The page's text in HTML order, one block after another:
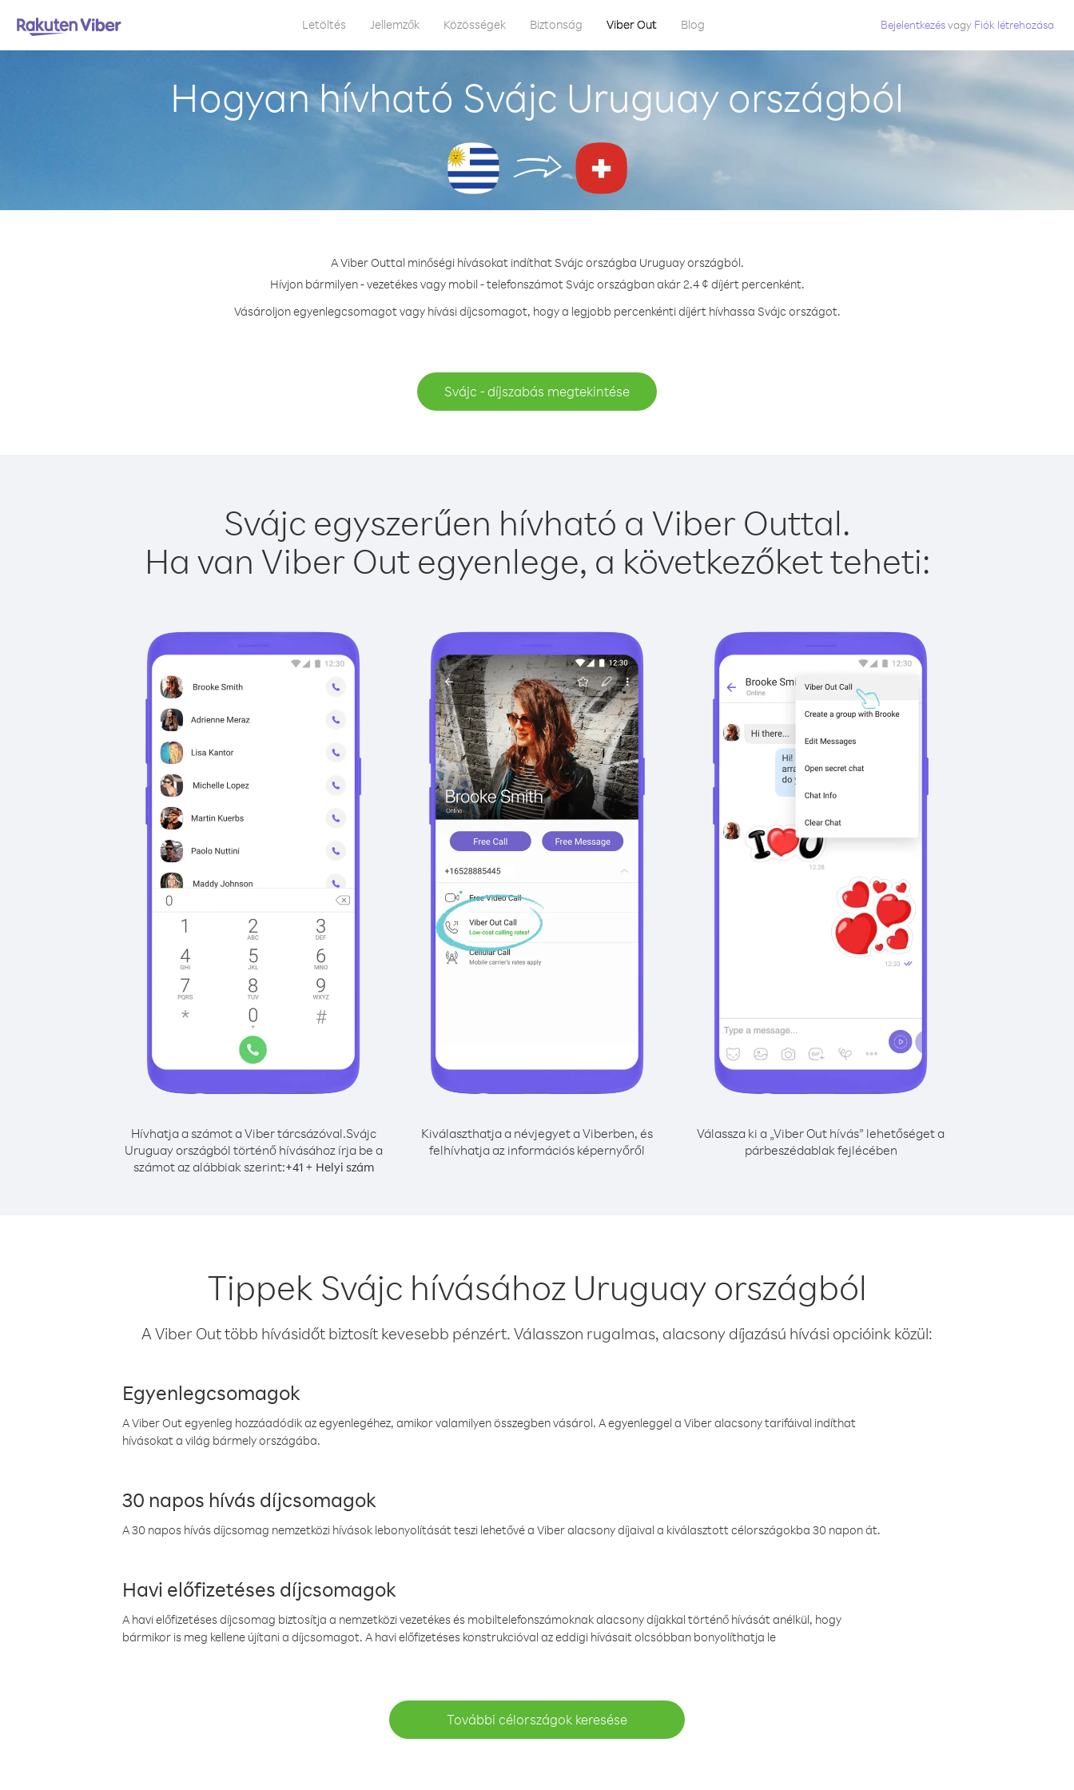
Letöltés Jellemzők Közösségek Biztonság Viber Out Blog Bejelentkezésvagy Fiók létrehozása
Hogyan hívható Svájc Uruguay országból
A Viber Outtal minőségi hívásokat indíthat Svájc országba Uruguay országból.
Hívjon bármilyen - vezetékes vagy mobil - telefonszámot Svájc országban akár 2.4 ¢ díjért percenként.
Vásároljon egyenlegcsomagot vagy hívási díjcsomagot, hogy a legjobb percenkénti díjért hívhassa Svájc országot.
Svájc - díjszabás megtekintése
Svájc egyszerűen hívható a Viber Outtal.
Ha van Viber Out egyenlege, a következőket teheti:
Hívhatja a számot a Viber tárcsázóval.Svájc
Uruguay országból történő hívásához írja be a
számot az alábbiak szerint:+41+ Helyi szám
Kiválaszthatja a névjegyet a Viberben, és
felhívhatja az információs képernyőről
Válassza ki a „Viber Out hívás” lehetőséget a
párbeszédablak fejlécében
Tippek Svájc hívásához Uruguay országból
A Viber Out több hívásidőt biztosít kevesebb pénzért. Válasszon rugalmas, alacsony díjazású hívási opcióink közül:
Egyenlegcsomagok
A Viber Out egyenleg hozzáadódik az egyenlegéhez, amikor valamilyen összegben vásárol. A egyenleggel a Viber alacsony tarifáival indíthat
hívásokat a világ bármely országába.
30 napos hívás díjcsomagok
A 30 napos hívás díjcsomag nemzetközi hívások lebonyolítását teszi lehetővé a Viber alacsony díjaival a kiválasztott célországokba 30 napon át.
Havi előfizetéses díjcsomagok
A havi előfizetéses díjcsomag biztosítja a nemzetközi vezetékes és mobiltelefonszámoknak alacsony díjakkal történő hívását anélkül, hogy
bármikor is meg kellene újítani a díjcsomagot. A havi előfizetéses konstrukcióval az eddigi hívásait olcsóbban bonyolíthatja le
További célországok keresése